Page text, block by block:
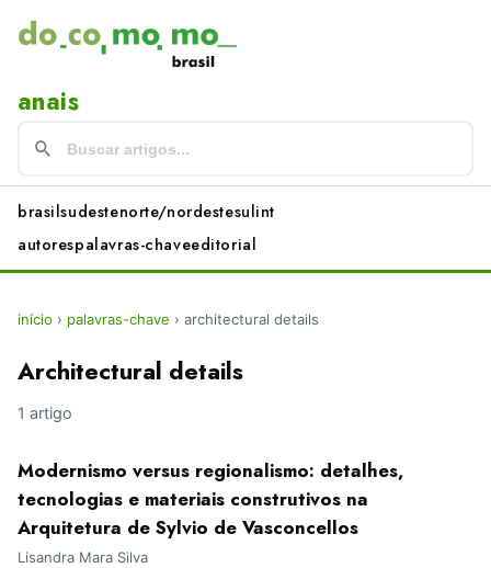
anais
brasilsudestenorte/nordestesulint
autorespalavras-chaveeditorial
início › palavras-chave › architectural details
Architectural details
1 artigo
Modernismo versus regionalismo: detalhes,
tecnologias e materiais construtivos na
Arquitetura de Sylvio de Vasconcellos
Lisandra Mara Silva